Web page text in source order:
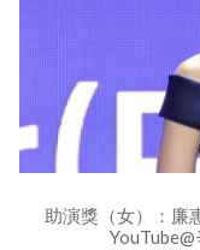
助演獎（女）：廉